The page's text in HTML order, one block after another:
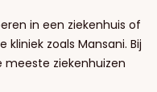
in een ziekenhuis of
zoals Mansani. Bij
meeste ziekenhuizen